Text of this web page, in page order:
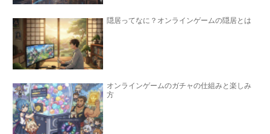
隠居ってなに？オンラインゲームの隠居とは
オンラインゲームのガチャの仕組みと楽しみ
方